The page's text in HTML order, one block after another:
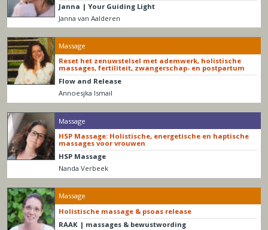
Janna | Your Guiding Light
Janna van Aalderen
Massage
Reset het zenuwstelsel met ademwerk, holistische
massages, fertiliteit, zwangerschap- en postpartum
Flow and Release
Annoesjka Ismail
Massage
HSP Massage: Holistische, energetische en haptische
massages voor vrouwen
HSP Massage
Nanda Verbeek
Massage
Holistische massage & psoas release
RAAK | massages & bewustwording